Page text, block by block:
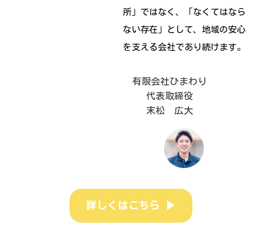
所」ではなく、「なくてはなら
ない存在」として、地域の安心
を支える会社であり続けます。
有限会社ひまわり
代表取締役
末松 広大
詳しくはこちら ▶